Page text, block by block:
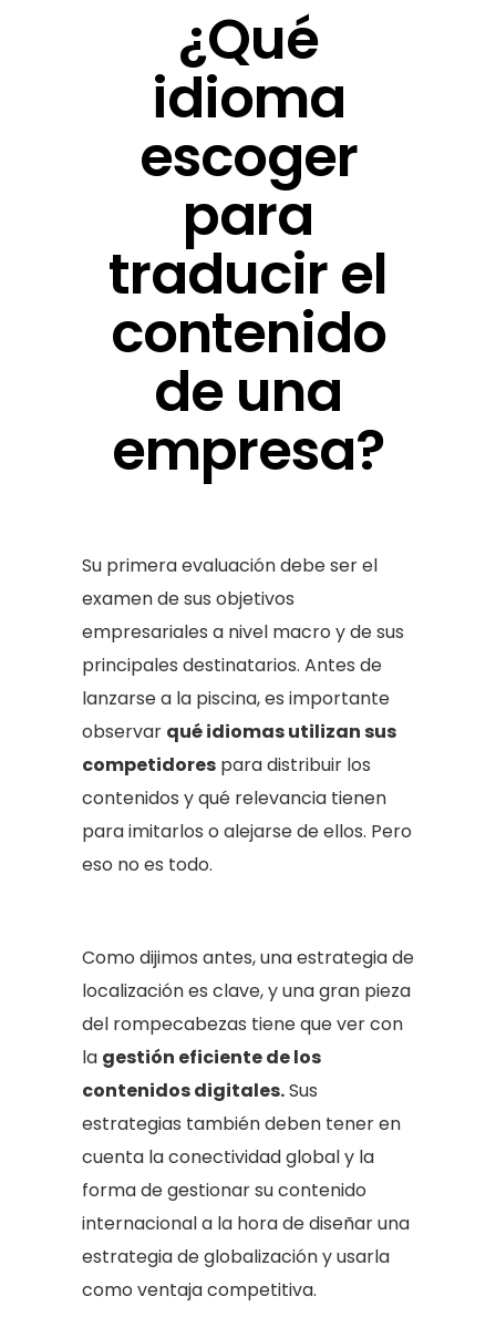
¿Qué
idioma
escoger
para
traducir el
contenido
de una
empresa?
Su primera evaluación debe ser el
examen de sus objetivos
empresariales a nivel macro y de sus
principales destinatarios. Antes de
lanzarse a la piscina, es importante
observar qué idiomas utilizan sus
competidores para distribuir los
contenidos y qué relevancia tienen
para imitarlos o alejarse de ellos. Pero
eso no es todo.
Como dijimos antes, una estrategia de
localización es clave, y una gran pieza
del rompecabezas tiene que ver con
la gestión eficiente de los
contenidos digitales.Sus
estrategias también deben tener en
cuenta la conectividad global y la
forma de gestionar su contenido
internacional a la hora de diseñar una
estrategia de globalización y usarla
como ventaja competitiva.